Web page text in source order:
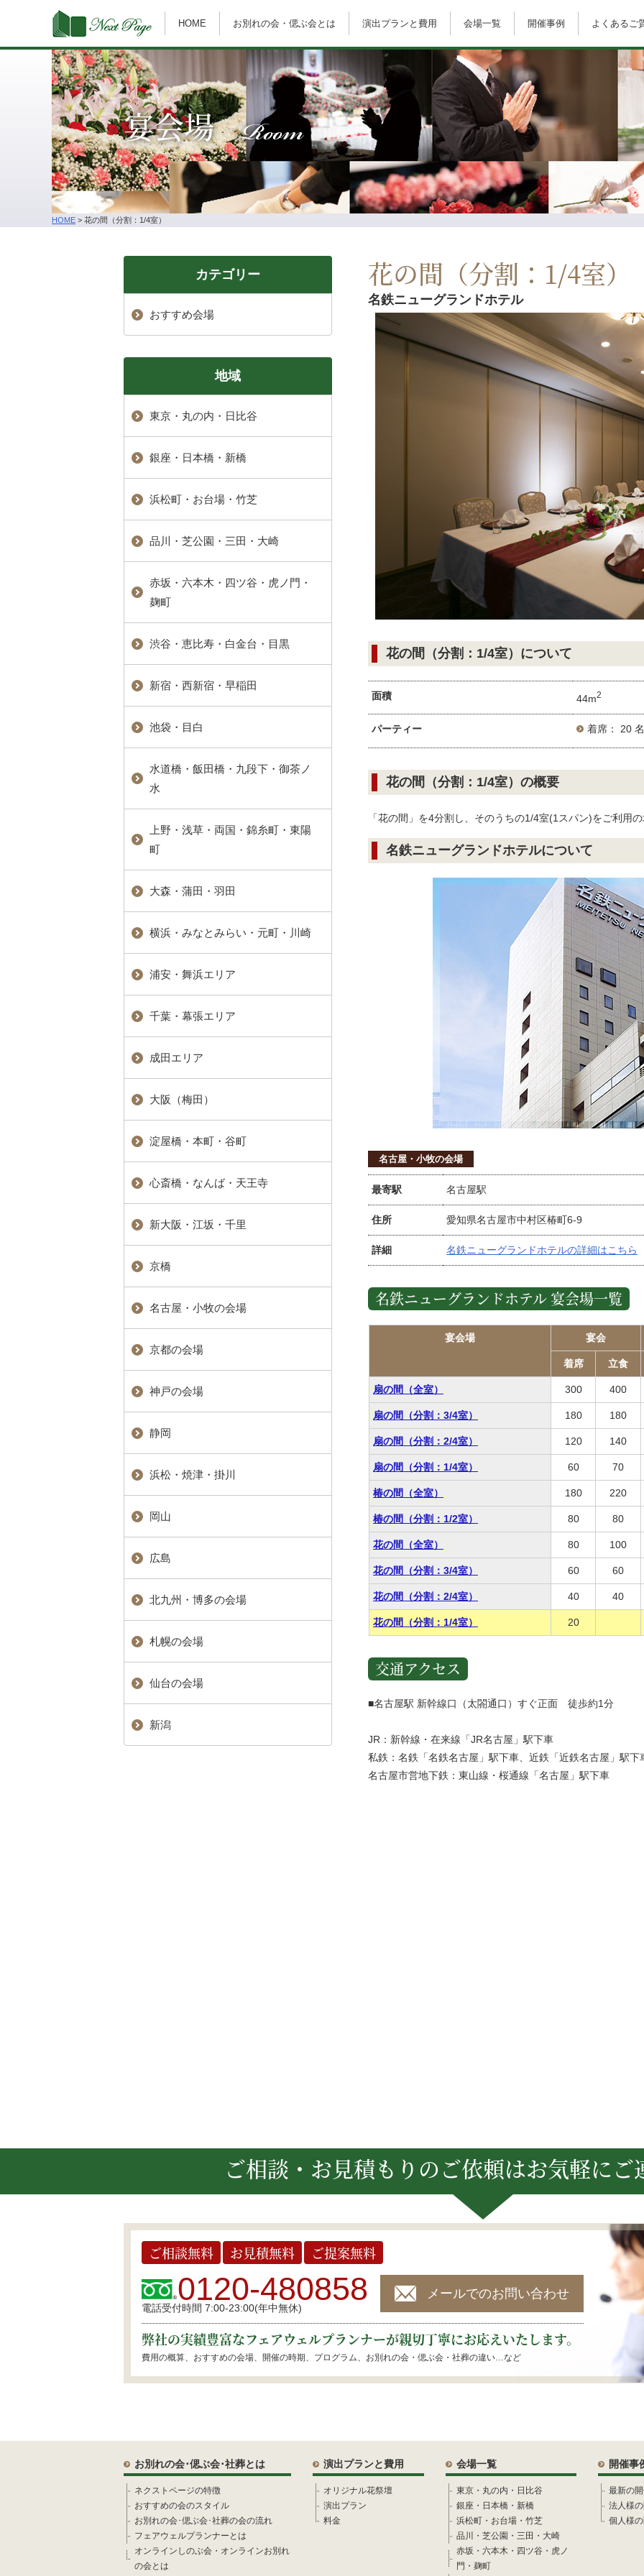
HOME お別れの会・偲ぶ会とは 演出プランと費用 会場一覧 開催事例 よくあるご
宴会場 Room
HOME > 花の間（分割：1/4室）
花の間（分割：1/4室）
名鉄ニューグランドホテル
花の間（分割：1/4室）について
面積 44m2
パーティー 着席： 20 名
花の間（分割：1/4室）の概要
「花の間」を4分割し、そのうちの1/4室(1スパン)をご利用
名鉄ニューグランドホテルについて
名古屋・小牧の会場
最寄駅 名古屋駅
住所 愛知県名古屋市中村区椿町6-9
詳細 名鉄ニューグランドホテルの詳細はこちら
名鉄ニューグランドホテル 宴会場一覧
宴会場 宴会
着席 立食
扇の間（全室） 300 400
扇の間（分割：3/4室） 180 180
扇の間（分割：2/4室） 120 140
扇の間（分割：1/4室） 60 70
椿の間（全室） 180 220
椿の間（分割：1/2室） 80 80
花の間（全室） 80 100
花の間（分割：3/4室） 60 60
花の間（分割：2/4室） 40 40
花の間（分割：1/4室） 20
交通アクセス
■名古屋駅 新幹線口（太閤通口）すぐ正面 徒歩約1分
JR：新幹線・在来線「JR名古屋」駅下車
私鉄：名鉄「名鉄名古屋」駅下車、近鉄「近鉄名古屋」駅下
名古屋市営地下鉄：東山線・桜通線「名古屋」駅下車
カテゴリー
おすすめ会場
地域
東京・丸の内・日比谷
銀座・日本橋・新橋
浜松町・お台場・竹芝
品川・芝公園・三田・大崎
赤坂・六本木・四ツ谷・虎ノ門・
麹町
渋谷・恵比寿・白金台・目黒
新宿・西新宿・早稲田
池袋・目白
水道橋・飯田橋・九段下・御茶ノ
水
上野・浅草・両国・錦糸町・東陽
町
大森・蒲田・羽田
横浜・みなとみらい・元町・川崎
浦安・舞浜エリア
千葉・幕張エリア
成田エリア
大阪（梅田）
淀屋橋・本町・谷町
心斎橋・なんば・天王寺
新大阪・江坂・千里
京橋
名古屋・小牧の会場
京都の会場
神戸の会場
静岡
浜松・焼津・掛川
岡山
広島
北九州・博多の会場
札幌の会場
仙台の会場
新潟
ご相談・お見積もりのご依頼はお気軽に
ご相談無料 お見積無料 ご提案無料
0120-480858
電話受付時間 7:00-23:00(年中無休)
メールでのお問い合わせ
弊社の実績豊富なフェアウェルプランナーが親切丁寧にお応えいたします。
費用の概算、おすすめの会場、開催の時期、プログラム、お別れの会・偲ぶ会・社葬の違い…など
お別れの会･偲ぶ会･社葬とは
ネクストページの特徴
おすすめの会のスタイル
お別れの会･偲ぶ会･社葬の会の流れ
フェアウェルプランナーとは
オンラインしのぶ会・オンラインお別れ
の会とは
演出プランと費用
オリジナル花祭壇
演出プラン
料金
会場一覧
東京・丸の内・日比谷
銀座・日本橋・新橋
浜松町・お台場・竹芝
品川・芝公園・三田・大崎
赤坂・六本木・四ツ谷・虎ノ
門・麹町
開催事
最新の
法人様
個人様